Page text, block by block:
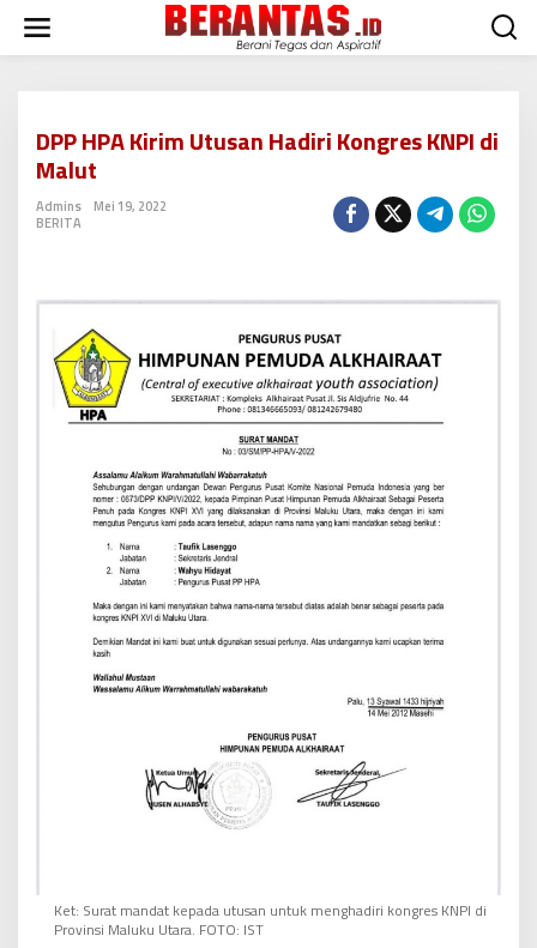
w
DPP HPA Kirim Utusan Hadiri Kongres KNPI di
Malut
Admins
Mei 19, 2022
BERITA
Ket: Surat mandat kepada utusan untuk menghadiri kongres KNPI di
Provinsi Maluku Utara. FOTO: IST